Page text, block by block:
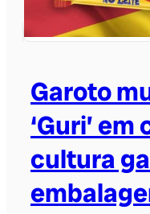
Garoto
‘Guri’
cultura